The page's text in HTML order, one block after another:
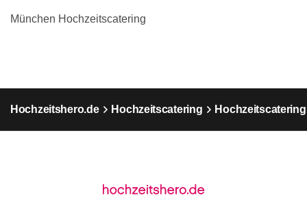
München Hochzeitscatering
Hochzeitshero.de Hochzeitscatering